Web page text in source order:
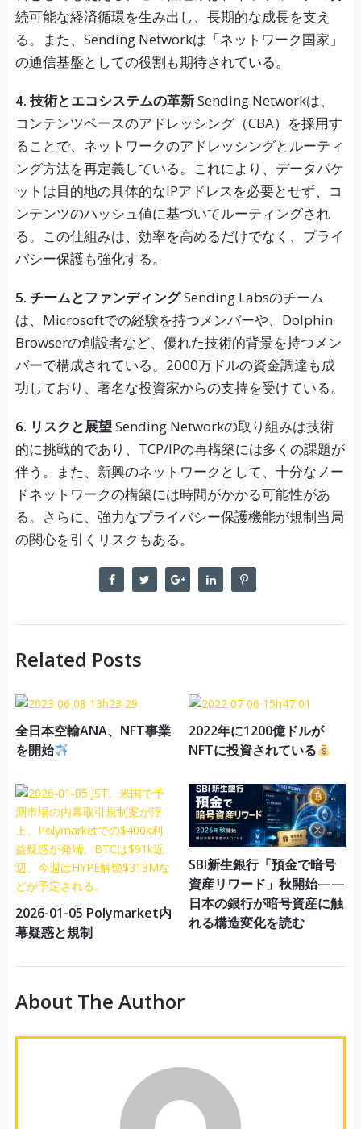
続可能な経済循環を生み出し、長期的な成長を支え
る。また、Sending Networkは「ネットワーク国家」
の通信基盤としての役割も期待されている。
4. 技術とエコシステムの革新Sending Networkは、
コンテンツベースのアドレッシング（CBA）を採用す
ることで、ネットワークのアドレッシングとルーティ
ング方法を再定義している。これにより、データパケ
ットは目的地の具体的なIPアドレスを必要とせず、コ
ンテンツのハッシュ値に基づいてルーティングされ
る。この仕組みは、効率を高めるだけでなく、プライ
バシー保護も強化する。
5. チームとファンディングSending Labsのチーム
は、Microsoftでの経験を持つメンバーや、Dolphin
Browserの創設者など、優れた技術的背景を持つメン
バーで構成されている。2000万ドルの資金調達も成
功しており、著名な投資家からの支持を受けている。
6. リスクと展望Sending Networkの取り組みは技術
的に挑戦的であり、TCP/IPの再構築には多くの課題が
伴う。また、新興のネットワークとして、十分なノー
ドネットワークの構築には時間がかかる可能性があ
る。さらに、強力なプライバシー保護機能が規制当局
の関心を引くリスクもある。
Related Posts
全日本空輸ANA、NFT事業
を開始
2022年に1200億ドルが
NFTに投資されている
2026-01-05 Polymarket内
幕疑惑と規制
SBI新生銀行「預金で暗号
資産リワード」秋開始——
日本の銀行が暗号資産に触
れる構造変化を読む
About The Author